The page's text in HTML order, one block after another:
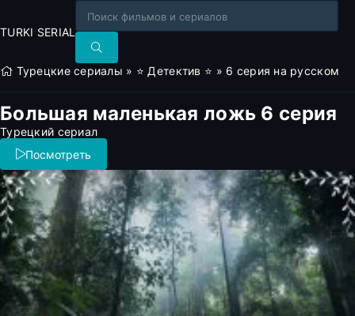
TURKI SERIAL
Турецкие сериалы » ⭐ Детектив ⭐ » 6 серия на русском
Большая маленькая ложь 6 серия
Турецкий сериал
Посмотреть